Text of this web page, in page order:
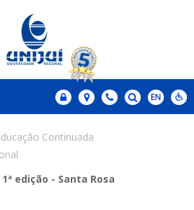
Continuada
edição - Santa Rosa